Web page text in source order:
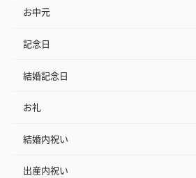
お中元
記念日
結婚記念日
お礼
結婚内祝い
出産内祝い